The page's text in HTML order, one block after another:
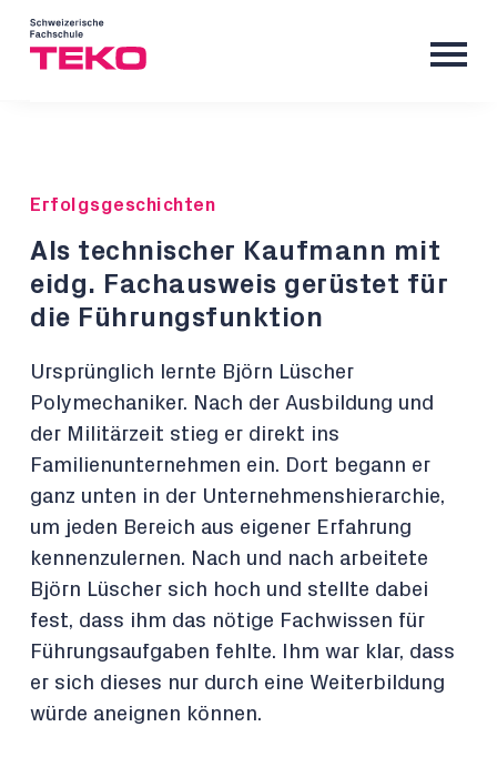
Erfolgsgeschichten
Als technischer Kaufmann mit
eidg. Fachausweis gerüstet für
die Führungsfunktion
Ursprünglich lernte Björn Lüscher
Polymechaniker. Nach der Ausbildung und
der Militärzeit stieg er direkt ins
Familienunternehmen ein. Dort begann er
ganz unten in der Unternehmenshierarchie,
um jeden Bereich aus eigener Erfahrung
kennenzulernen. Nach und nach arbeitete
Björn Lüscher sich hoch und stellte dabei
fest, dass ihm das nötige Fachwissen für
Führungsaufgaben fehlte. Ihm war klar, dass
er sich dieses nur durch eine Weiterbildung
würde aneignen können.